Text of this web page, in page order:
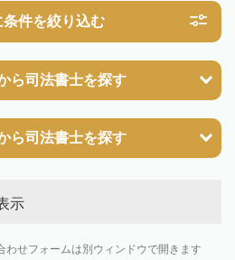
条件を絞り込む
ら司法書士を探す
ら司法書士を探す
示
わせフォームは別ウィンドウで開きます